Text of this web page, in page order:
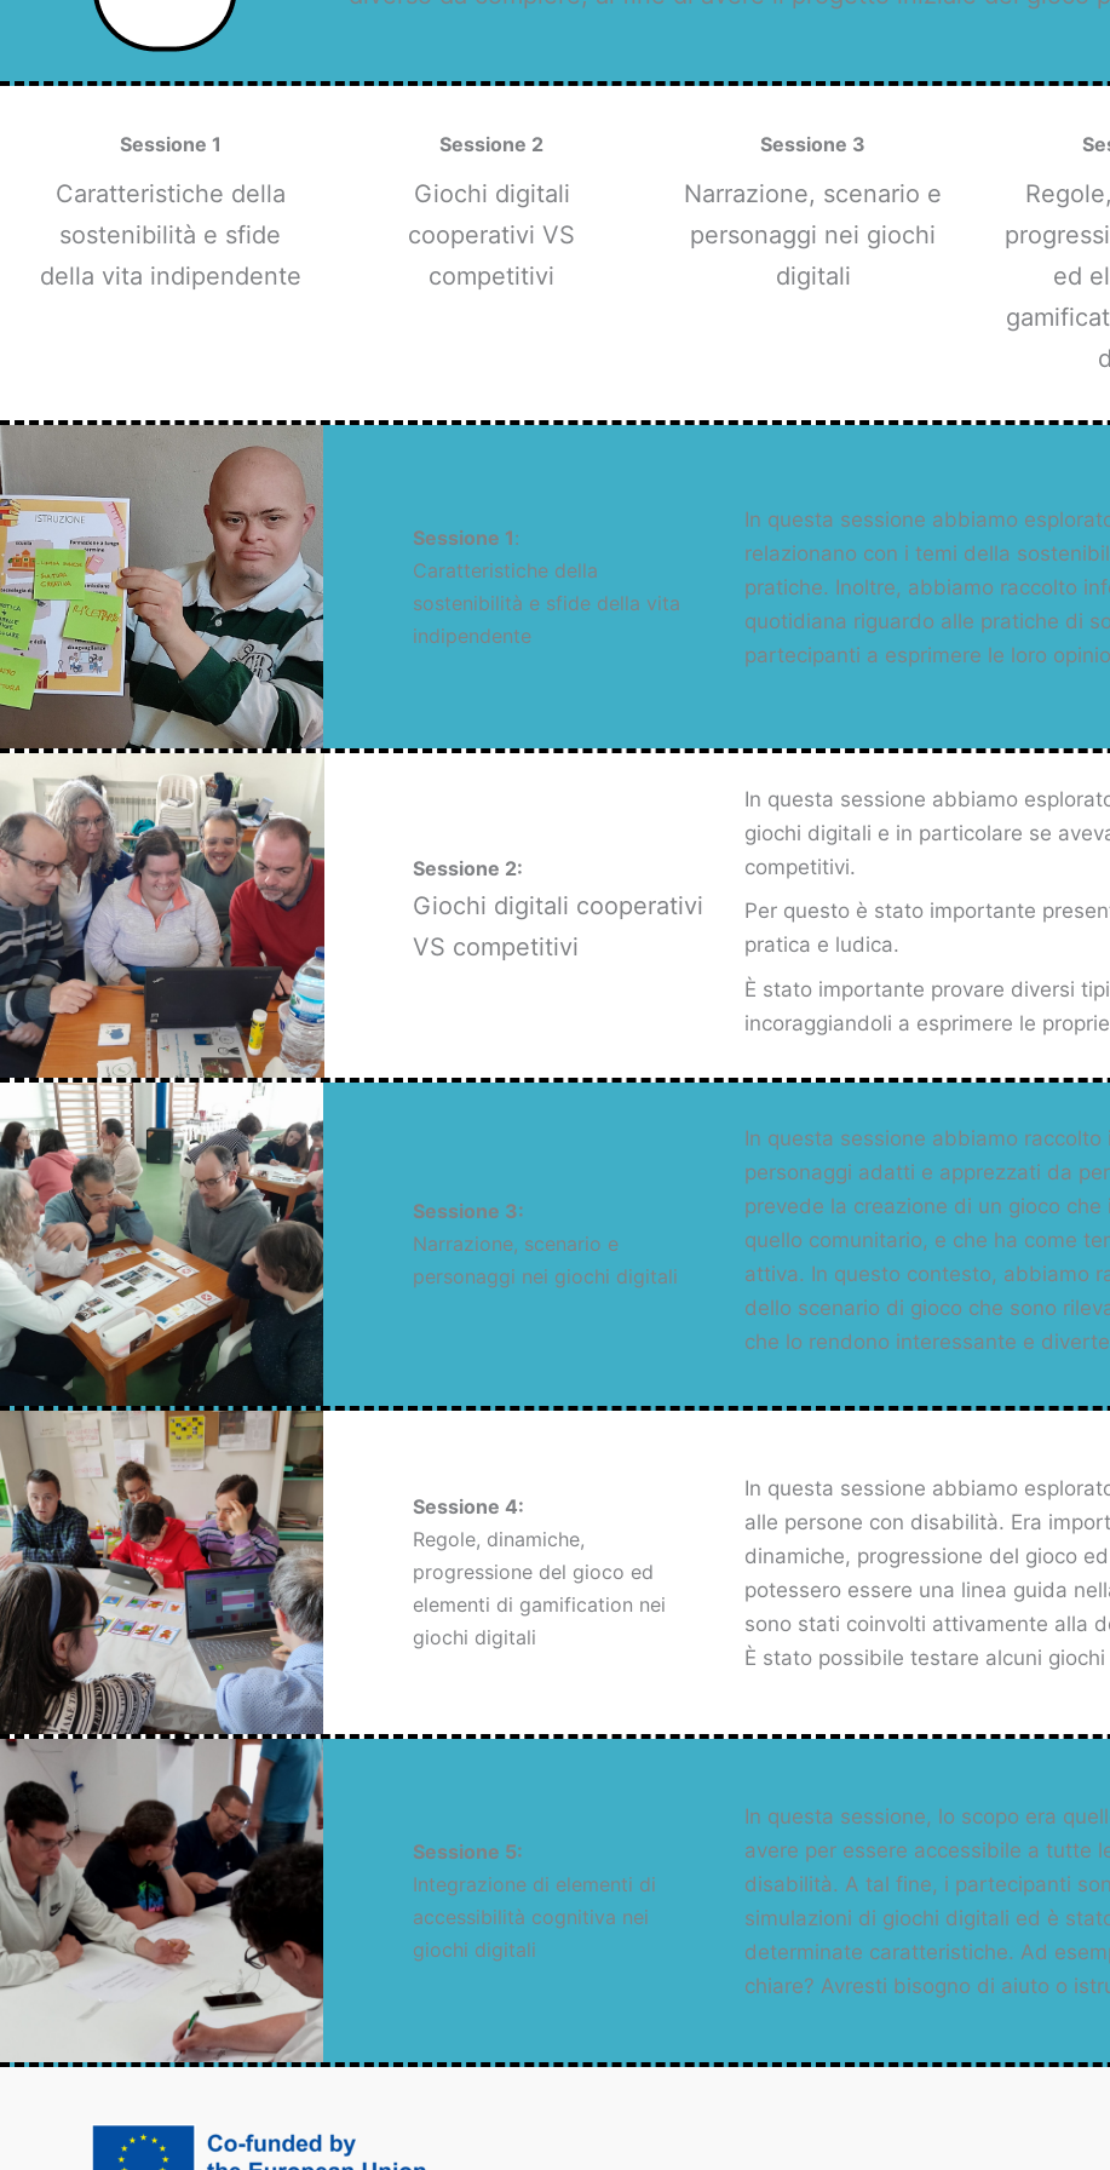
Sessione 1
Caratteristiche della
sostenibilità e sfide
della vita indipendente
Sessione 2
Giochi digitali
cooperativi VS
competitivi
Sessione 3
Narrazione, scenario e
personaggi nei giochi
digitali
ed
Sessione 1:
Caratteristiche della
sostenibilità e sfide della vita
indipendente
In questa sessione abbiamo
relazionano con i temi della
pratiche. Inoltre, abbiamo raccolto
quotidiana riguardo alle pratiche di
partecipanti a esprimere le loro
Sessione 2:
Giochi digitali cooperativi
VS competitivi
In questa sessione abbiamo
giochi digitali e in particolare se
competitivi.
Per questo è stato importante
pratica e ludica.
È stato importante provare diversi
incoraggiandoli a esprimere le
Sessione 3:
Narrazione, scenario e
personaggi nei giochi digitali
In questa sessione abbiamo
personaggi adatti e apprezzati da
prevede la creazione di un gioco
quello comunitario, e che ha come
attiva. In questo contesto, abbiamo
dello scenario di gioco che sono
che lo rendono interessante e
Sessione 4:
Regole, dinamiche,
progressione del gioco ed
elementi di gamification nei
giochi digitali
In questa sessione abbiamo
alle persone con disabilità. Era
dinamiche, progressione del gioco
potessero essere una linea guida
sono stati coinvolti attivamente alla
È stato possibile testare alcuni
Sessione 5:
Integrazione di elementi di
accessibilità cognitiva nei
giochi digitali
In questa sessione, lo scopo era
avere per essere accessibile a tutte
disabilità. A tal fine, i partecipanti
simulazioni di giochi digitali ed è
determinate caratteristiche. Ad
chiare? Avresti bisogno di aiuto o